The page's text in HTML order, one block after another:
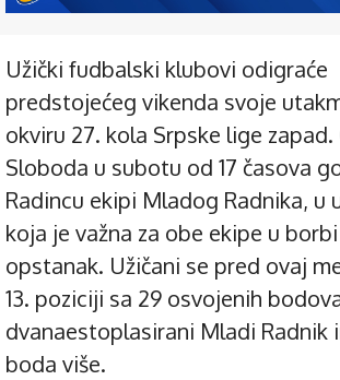
Užički fudbalski klubovi odigraće
predstojećeg vikenda svoje
okviru 27. kola Srpske lige zapad.
Sloboda u subotu od 17 časova
Radincu ekipi Mladog Radnika, u
koja je važna za obe ekipe u
opstanak. Užičani se pred ovaj
13. poziciji sa 29 osvojenih
dvanaestoplasirani Mladi Radnik
boda više.